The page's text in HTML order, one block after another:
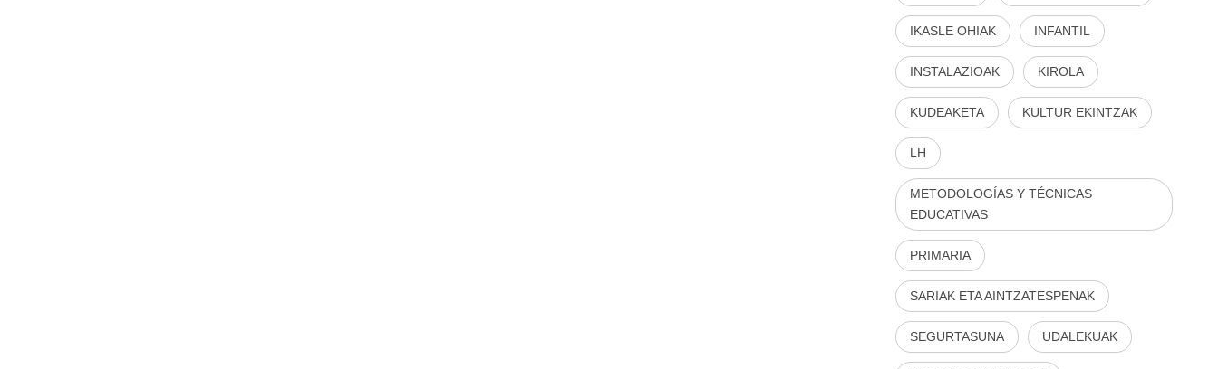
IKASLE OHIAK INFANTIL
INSTALAZIOAK KIROLA
KUDEAKETA KULTUR EKINTZAK
LH
METODOLOGÍAS Y TÉCNICAS
EDUCATIVAS
PRIMARIA
SARIAK ETA AINTZATESPENAK
SEGURTASUNA UDALEKUAK